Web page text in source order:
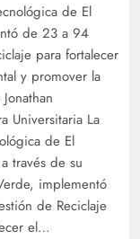
por
de El
de 23 a 94
para fortalecer
y promover la
Universitaria La
de El
través de su
implementó
de Reciclaje
el…